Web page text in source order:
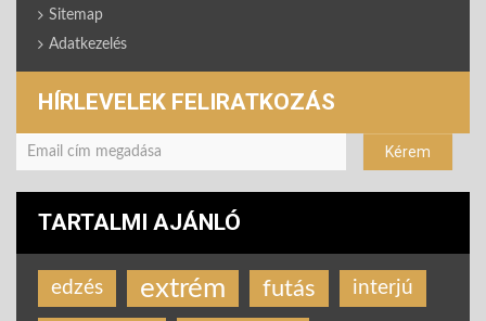
Sitemap
Adatkezelés
HÍRLEVELEK FELIRATKOZÁS
TARTALMI AJÁNLÓ
edzés extrém futás interjú